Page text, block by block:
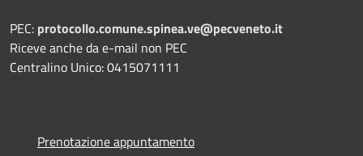
PEC: protocollo.comune.spinea.ve@pecveneto.it
Riceve anche da e-mail non PEC
Centralino Unico: 0415071111
Prenotazione appuntamento